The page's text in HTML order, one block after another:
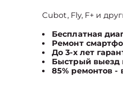
Cubot, Fly, F+ и
Бесплатная
Ремонт
До 3-х лет
Быстрый выезд
85% ремонтов -